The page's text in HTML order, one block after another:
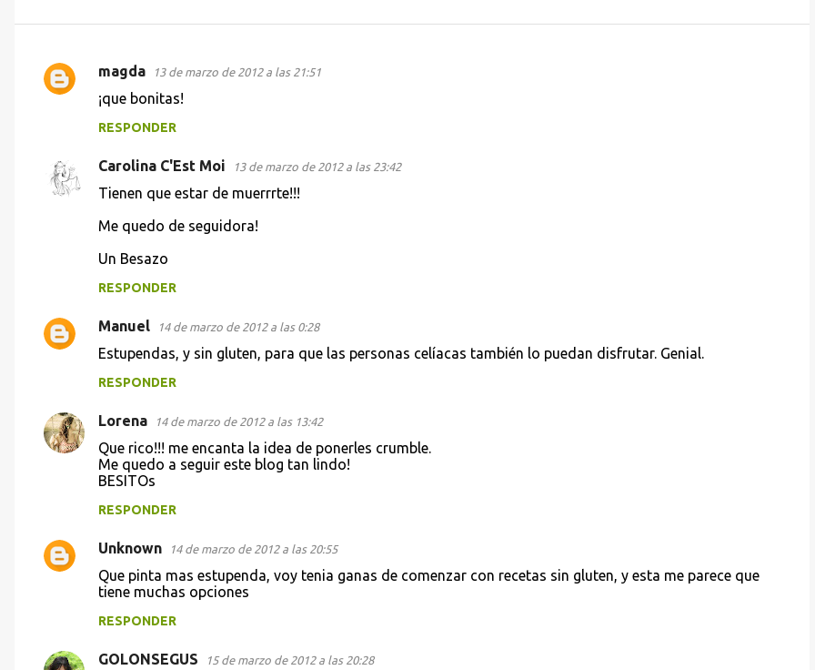
C
n
s
magda 13 de marzo de 2012 a las 21:51
¡que bonitas!
RESPONDER
Carolina C'Est Moi 13 de marzo de 2012 a las 23:42
Tienen que estar de muerrrte!!!
Me quedo de seguidora!
Un Besazo
RESPONDER
Manuel 14 de marzo de 2012 a las 0:28
Estupendas, y sin gluten, para que las personas celíacas también lo puedan disfrutar. Genial.
RESPONDER
Lorena 14 de marzo de 2012 a las 13:42
Que rico!!! me encanta la idea de ponerles crumble.
Me quedo a seguir este blog tan lindo!
BESITOs
RESPONDER
Unknown 14 de marzo de 2012 a las 20:55
Que pinta mas estupenda, voy tenia ganas de comenzar con recetas sin gluten, y esta me parece que
tiene muchas opciones
RESPONDER
GOLONSEGUS 15 de marzo de 2012 a las 20:28